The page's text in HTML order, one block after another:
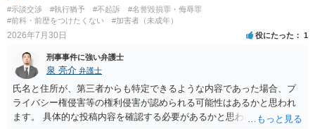
#示談交渉 #執行猶予 #不起訴
#名誉毀損罪・侮辱罪
#前科・前歴をつけたくない
#加害者（未成年）
2026年7月30日 役にたった 1
刑事事件に強い弁護士
泉 亮介 弁護士
氏名と住所が、第三者からも特定できるような内容であった場合、プ
ライバシー権侵害等の権利侵害が認められる可能性はあるかと思われ
ます。 具体的な投稿内容を確認する必要があるかと思われますので、